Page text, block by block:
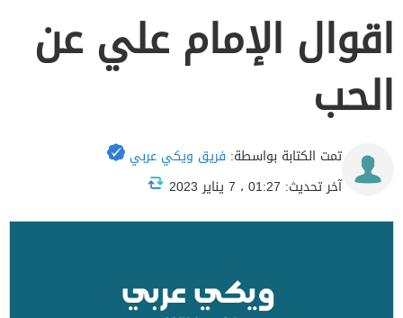
اقوال الإمام علي عن
الحب
تمت الكتابة بواسطة: فريق ويكي عربي
آخر تحديث: 01:27 ، 7 يناير 2023